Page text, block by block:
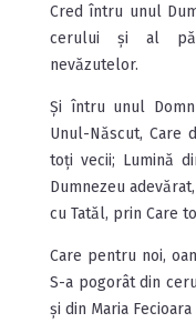
Cred întru unul
cerului și al
nevăzutelor.
Și întru unul
Unul-Născut, Care
toți vecii; Lumină
Dumnezeu
cu Tatăl, prin Care
Care pentru noi,
S-a pogorât din
și din Maria